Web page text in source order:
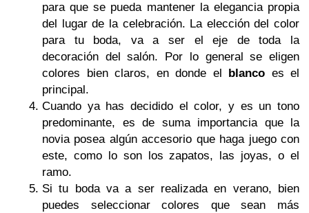
para que se pueda mantener la elegancia propia
del lugar de la celebración. La elección del color
para tu boda, va a ser el eje de toda la
decoración del salón. Por lo general se eligen
colores bien claros, en donde el
blanco es el
principal.
Cuando ya has decidido el color, y es un tono
predominante, es de suma importancia que la
novia posea algún accesorio que haga juego con
este, como lo son los zapatos, las joyas, o el
ramo.
Si tu boda va a ser realizada en verano, bien
puedes seleccionar colores que sean más